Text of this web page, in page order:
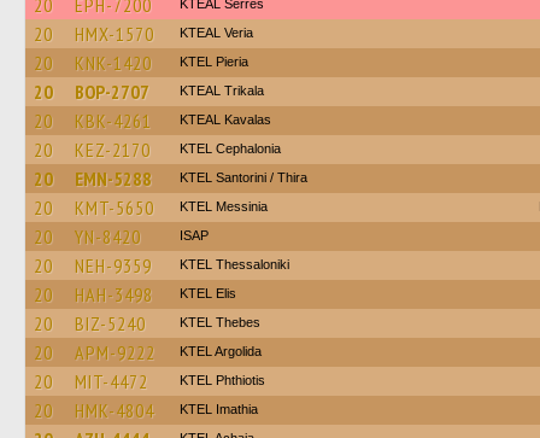
20 EPH-7200 KTEAL Serres
20 HMX-1570 KTEAL Veria
20 KNK-1420 KTEL Pieria
20 BOP-2707 KTEAL Trikala
20 KBK-4261 KTEAL Kavalas
20 KEZ-2170 KTEL Cephalonia
20 EMN-5288 KTEL Santorini / Thira
20 KMT-5650 KTEL Messinia
20 YN-8420 ISAP
20 NEH-9359 KTEL Thessaloniki
20 HAH-3498 KTEL Elis
20 BIZ-5240 KTEL Thebes
20 APM-9222 KTEL Argolida
20 MIT-4472 ΚΤΕL Phthiotis
20 HMK-4804 KTEL Imathia